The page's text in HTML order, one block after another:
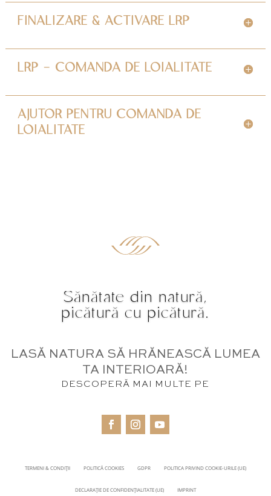
FINALIZARE & ACTIVARE LRP
LRP - COMANDA DE LOIALITATE
AJUTOR PENTRU COMANDA DE
LOIALITATE
Sănătate din natură,
picătură cu picătură.
LASĂ NATURA SĂ HRĂNEASCĂ LUMEA
TA INTERIOARĂ!
DESCOPERĂ MAI MULTE PE
TERMENI & CONDIȚII POLITICĂ COOKIES GDPR POLITICA PRIVIND COOKIE-URILE (UE)
DECLARAȚIE DE CONFIDENȚIALITATE (UE) IMPRINT